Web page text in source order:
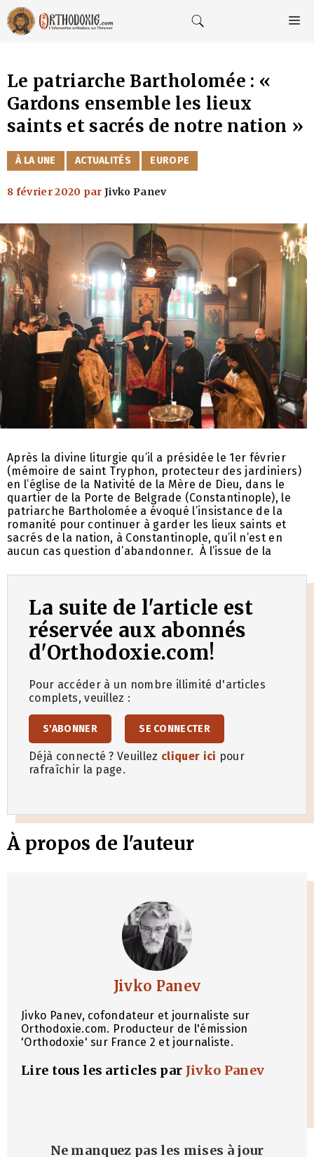
Aller
au
contenu
Le patriarche Bartholomée : «
Gardons ensemble les lieux
saints et sacrés de notre nation »
CATÉGORIES
À LA UNE ACTUALITÉS EUROPE
8 février 2020 parJivko Panev
Après la divine liturgie qu’il a présidée le 1er février
(mémoire de saint Tryphon, protecteur des jardiniers)
en l’église de la Nativité de la Mère de Dieu, dans le
quartier de la Porte de Belgrade (Constantinople), le
patriarche Bartholomée a évoqué l’insistance de la
romanité pour continuer à garder les lieux saints et
sacrés de la nation, à Constantinople, qu’il n’est en
aucun cas question d’abandonner. À l’issue de la
La suite de l'article est
réservée aux abonnés
d'Orthodoxie.com!
Pour accéder à un nombre illimité d'articles
complets, veuillez :
S'ABONNER SE CONNECTER
Déjà connecté ? Veuillez cliquer ici pour
rafraîchir la page.
À propos de l'auteur
Jivko Panev
Jivko Panev, cofondateur et journaliste sur
Orthodoxie.com. Producteur de l'émission
'Orthodoxie' sur France 2 et journaliste.
Lire tous les articles par Jivko Panev
Ne manquez pas les mises à jour